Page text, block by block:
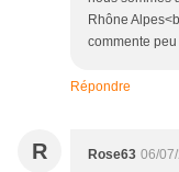
Rhône
commente peu
Répondre
R Rose63 06/